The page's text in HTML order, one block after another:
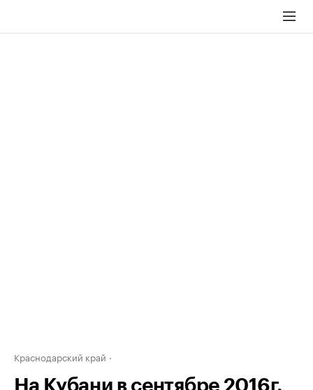
Краснодарский край
На Кубани в сентябре 2016г.